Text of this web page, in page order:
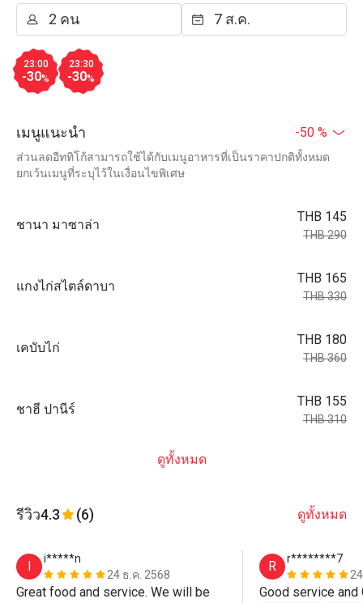
23:00
-30%
23:30
-30%
เมนูแนะนำ -50 %
ส่วนลดอีททิโก้สามารถใช้ได้กับเมนูอาหารที่เป็นราคาปกติทั้งหมด
ยกเว้นเมนูที่ระบุไว้ในเงื่อนไขพิเศษ
ชานา มาซาล่า
THB 145
THB 290
แกงไก่สไตล์ดาบา
THB 165
THB 330
เคบับไก่
THB 180
THB 360
ชาฮี ปานีร์
THB 155
THB 310
ดูทั้งหมด
รีวิว4.3 (6) ดูทั้งหมด
I
i*****n
24 ธ.ค. 2568
Great food and service. We will be
R
r********7